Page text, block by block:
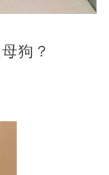
狗？